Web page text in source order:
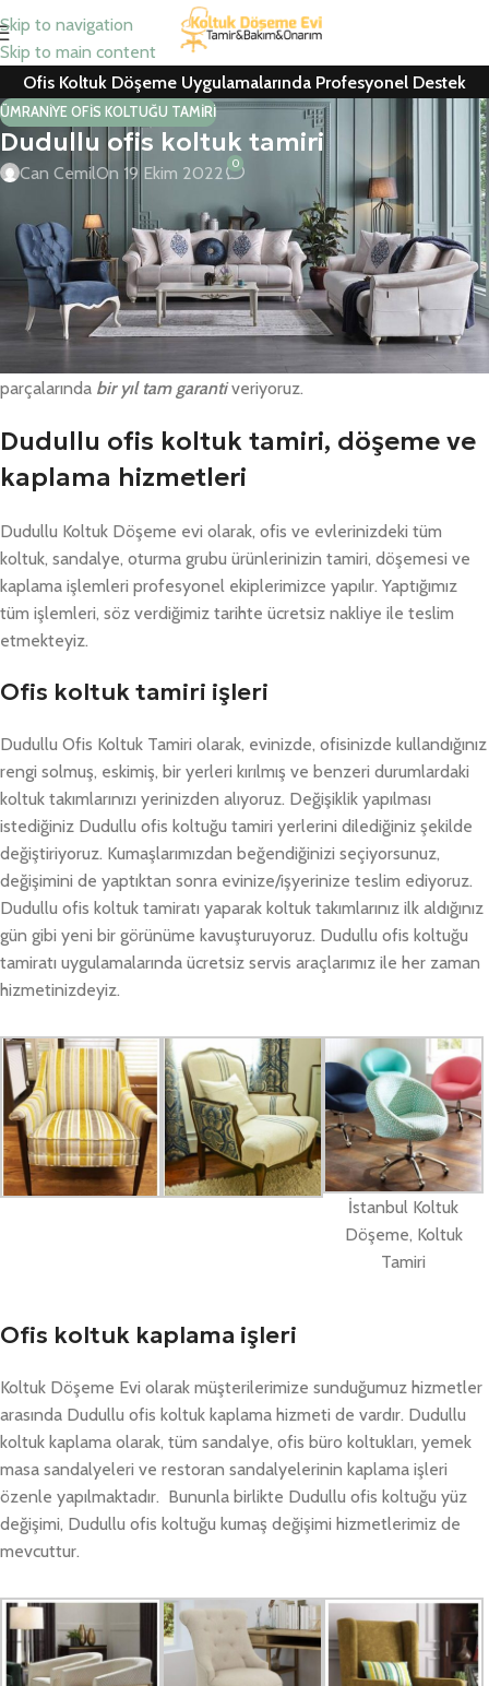
Skip to navigation
Skip to main content
Ofis Koltuk Döşeme Uygulamalarında Profesyonel Destek
ÜMRANIYE OFIS KOLTUĞU TAMIRI
Dudullu ofis koltuk tamiri
Can CemilOn 19 Ekim 2022 0
Dudullu ofis koltuk tamiri, koltuk yedek parça, koltuk döşeme,
berber koltuğu, ofis koltuk kaplama hizmetlerinde keşif hizmeti ve
% 100 müşteri memnuniyeti garantisi veriyoruz.
Kurumsal firmalar ile konutlarda yedek parça değişimleri ve tamir
– döşeme – kaplama için ücretsiz keşif hizmetimiz mevcuttur.
Tüm ofis koltuk tamir hizmeti ile ev koltuk tamir ve yedek
parçalarında bir yıl tam garantiveriyoruz.
Dudullu ofis koltuk tamiri, döşeme ve
kaplama hizmetleri
Dudullu Koltuk Döşeme evi olarak, ofis ve evlerinizdeki tüm
koltuk, sandalye, oturma grubu ürünlerinizin tamiri, döşemesi ve
kaplama işlemleri profesyonel ekiplerimizce yapılır. Yaptığımız
tüm işlemleri, söz verdiğimiz tarihte ücretsiz nakliye ile teslim
etmekteyiz.
Ofis koltuk tamiri işleri
Dudullu Ofis Koltuk Tamiri olarak, evinizde, ofisinizde kullandığınız
rengi solmuş, eskimiş, bir yerleri kırılmış ve benzeri durumlardaki
koltuk takımlarınızı yerinizden alıyoruz. Değişiklik yapılması
istediğiniz Dudullu ofis koltuğu tamiri yerlerini dilediğiniz şekilde
değiştiriyoruz. Kumaşlarımızdan beğendiğinizi seçiyorsunuz,
değişimini de yaptıktan sonra evinize/işyerinize teslim ediyoruz.
Dudullu ofis koltuk tamiratı yaparak koltuk takımlarınız ilk aldığınız
gün gibi yeni bir görünüme kavuşturuyoruz. Dudullu ofis koltuğu
tamiratı uygulamalarında ücretsiz servis araçlarımız ile her zaman
hizmetinizdeyiz.
İstanbul Koltuk
Döşeme, Koltuk
Tamiri
Ofis koltuk kaplama işleri
Koltuk Döşeme Evi olarak müşterilerimize sunduğumuz hizmetler
arasında Dudullu ofis koltuk kaplama hizmeti de vardır. Dudullu
koltuk kaplama olarak, tüm sandalye, ofis büro koltukları, yemek
masa sandalyeleri ve restoran sandalyelerinin kaplama işleri
özenle yapılmaktadır. Bununla birlikte Dudullu ofis koltuğu yüz
değişimi, Dudullu ofis koltuğu kumaş değişimi hizmetlerimiz de
mevcuttur.